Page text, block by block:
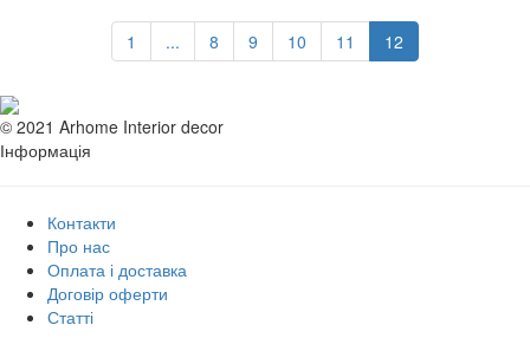
1 ... 8 9 10 11 12
© 2021 Arhome Interior decor
Інформація
Контакти
Про нас
Оплата і доставка
Договір оферти
Статті